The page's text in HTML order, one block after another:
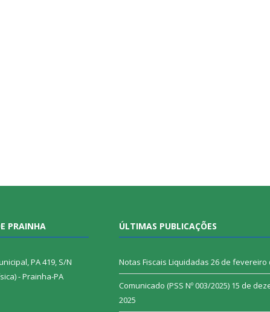
PRAINHA
PA 419, S/N
- Prainha-PA
ÚLTIMAS PUBLICAÇÕES
Notas Fiscais Liquidadas 26 de fevereiro
Comunicado (PSS Nº 003/2025) 15 de
2025